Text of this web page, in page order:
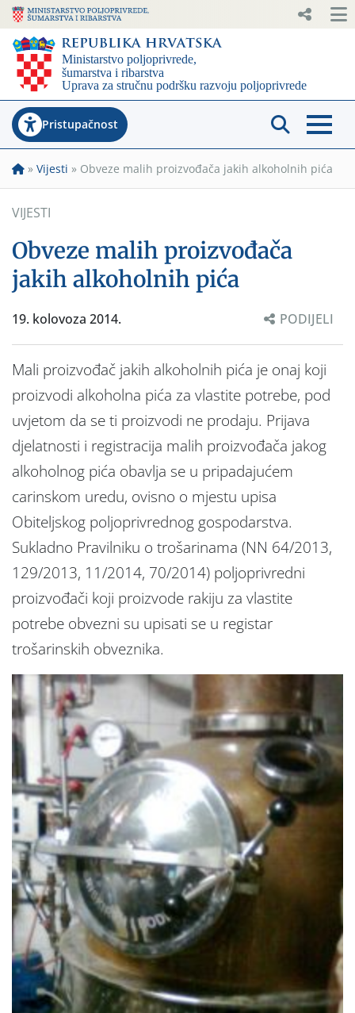
Pristupačnost
» Vijesti » Obveze malih proizvođača jakih alkoholnih pića
VIJESTI
Obveze malih proizvođača
jakih alkoholnih pića
19. kolovoza 2014. PODIJELI
Mali proizvođač jakih alkoholnih pića je onaj koji
proizvodi alkoholna pića za vlastite potrebe, pod
uvjetom da se ti proizvodi ne prodaju. Prijava
djelatnosti i registracija malih proizvođača jakog
alkoholnog pića obavlja se u pripadajućem
carinskom uredu, ovisno o mjestu upisa
Obiteljskog poljoprivrednog gospodarstva.
Sukladno Pravilniku o trošarinama (NN 64/2013,
129/2013, 11/2014, 70/2014) poljoprivredni
proizvođači koji proizvode rakiju za vlastite
potrebe obvezni su upisati se u registar
trošarinskih obveznika.